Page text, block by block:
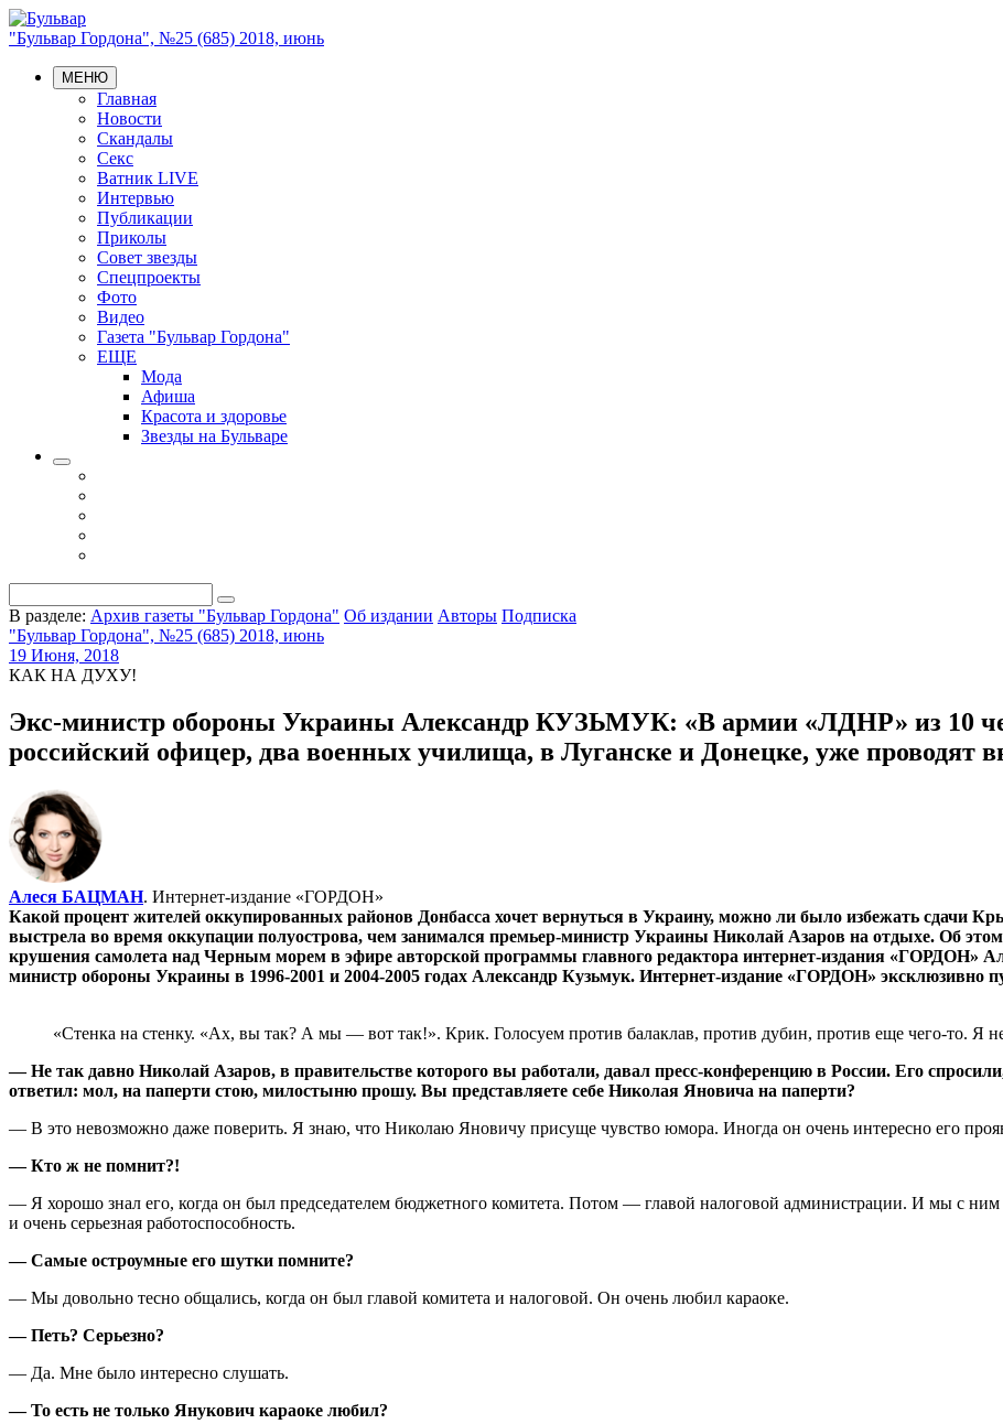
"Бульвар Гордона", №25 (685) 2018, июнь
МЕНЮ
Главная
Новости
Скандалы
Секс
Ватник LIVE
Интервью
Публикации
Приколы
Совет звезды
Спецпроекты
Фото
Видео
Газета "Бульвар Гордона"
ЕЩЕ
Мода
Афиша
Красота и здоровье
Звезды на Бульваре
В разделе: Архив газеты "Бульвар Гордона" Об издании Авторы Подписка
"Бульвар Гордона", №25 (685) 2018, июнь
19 Июня, 2018
КАК НА ДУХУ!
Экс-министр обороны Украины Александр КУЗЬМУК: «В армии «ЛДНР» из 10
российский офицер, два военных училища, в Луганске и Донецке, уже проводят
Алеся БАЦМАН. Интернет-издание «ГОРДОН»
Какой процент жителей оккупированных районов Донбасса хочет вернуться в Украину, можно ли было избежать сдачи
выстрела во время оккупации полуострова, чем занимался премьер-министр Украины Николай Азаров на отдыхе. Об
крушения самолета над Черным морем в эфире авторской программы главного редактора интернет-издания «ГОРДОН»
министр обороны Украины в 1996-2001 и 2004-2005 годах Александр Кузьмук. Интернет-издание «ГОРДОН» эксклюзивно
«Стенка на стенку. «Ах, вы так? А мы — вот так!». Крик. Голосуем против балаклав, против дубин, против еще чего-то. Я
— Не так давно Николай Азаров, в правительстве которого вы работали, давал пресс-конференцию в России. Его
ответил: мол, на паперти стою, милостыню прошу. Вы представляете себе Николая Яновича на паперти?
— В это невозможно даже поверить. Я знаю, что Николаю Яновичу присуще чувство юмора. Иногда он очень интересно его
— Кто ж не помнит?!
— Я хорошо знал его, когда он был председателем бюджетного комитета. Потом — главой налоговой администрации. И мы с ним
и очень серьезная работоспособность.
— Самые остроумные его шутки помните?
— Мы довольно тесно общались, когда он был главой комитета и налоговой. Он очень любил караоке.
— Петь? Серьезно?
— Да. Мне было интересно слушать.
— То есть не только Янукович караоке любил?